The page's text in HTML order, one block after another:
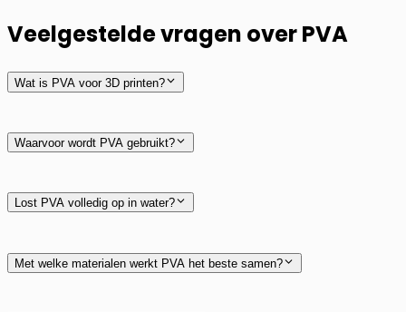
Veelgestelde vragen over PVA
Wat is PVA voor 3D printen?
Waarvoor wordt PVA gebruikt?
Lost PVA volledig op in water?
Met welke materialen werkt PVA het beste samen?